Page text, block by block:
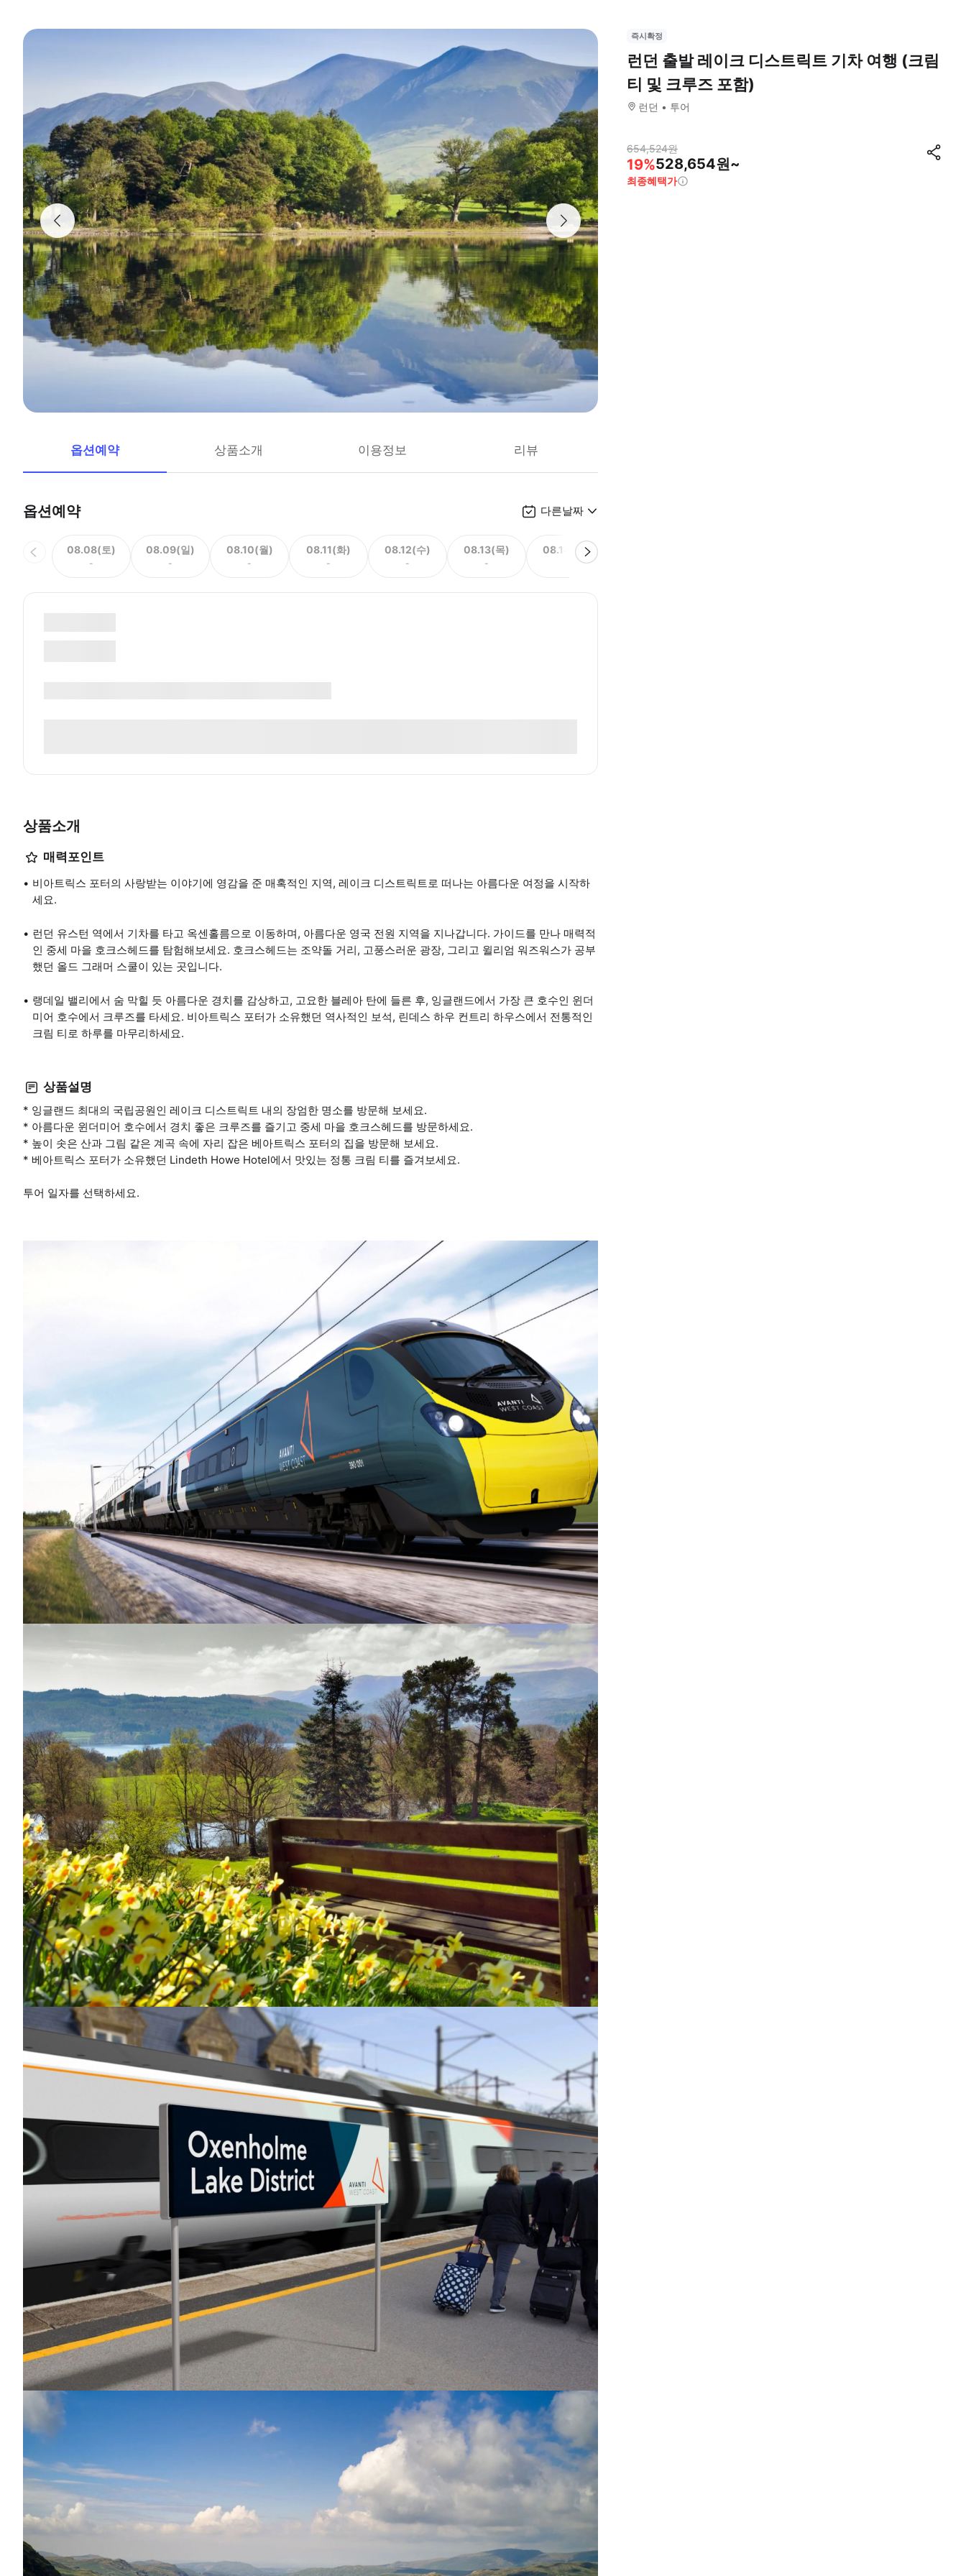
옵션예약 상품소개 이용정보 리뷰
옵션예약 다른날짜
08.08(토)
-
08.09(일)
-
08.10(월)
-
08.11(화)
-
08.12(수)
-
08.13(목)
-
08.14(금)
상품소개
매력포인트
비아트릭스 포터의 사랑받는 이야기에 영감을 준 매혹적인 지역, 레이크 디스트릭트로 떠나는 아름다운 여정을 시작하
세요.
런던 유스턴 역에서 기차를 타고 옥센홀름으로 이동하며, 아름다운 영국 전원 지역을 지나갑니다. 가이드를 만나 매력적
인 중세 마을 호크스헤드를 탐험해보세요. 호크스헤드는 조약돌 거리, 고풍스러운 광장, 그리고 윌리엄 워즈워스가 공부
했던 올드 그래머 스쿨이 있는 곳입니다.
랭데일 밸리에서 숨 막힐 듯 아름다운 경치를 감상하고, 고요한 블레아 탄에 들른 후, 잉글랜드에서 가장 큰 호수인 윈더
미어 호수에서 크루즈를 타세요. 비아트릭스 포터가 소유했던 역사적인 보석, 린데스 하우 컨트리 하우스에서 전통적인
크림 티로 하루를 마무리하세요.
상품설명
* 잉글랜드 최대의 국립공원인 레이크 디스트릭트 내의 장엄한 명소를 방문해 보세요.
* 아름다운 윈더미어 호수에서 경치 좋은 크루즈를 즐기고 중세 마을 호크스헤드를 방문하세요.
* 높이 솟은 산과 그림 같은 계곡 속에 자리 잡은 베아트릭스 포터의 집을 방문해 보세요.
* 베아트릭스 포터가 소유했던 Lindeth Howe Hotel에서 맛있는 정통 크림 티를 즐겨보세요.
투어 일자를 선택하세요.
즉시확정
런던 출발 레이크 디스트릭트 기차 여행 (크림
티 및 크루즈 포함)
런던 투어
654,524원
19%528,654원~
최종혜택가